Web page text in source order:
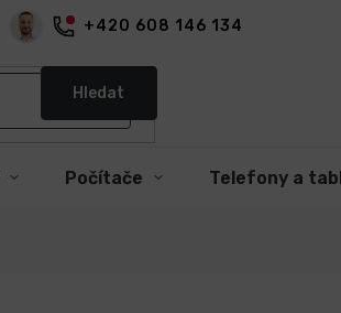
+420 608 146 134
Hledat
Počítače Telefony a